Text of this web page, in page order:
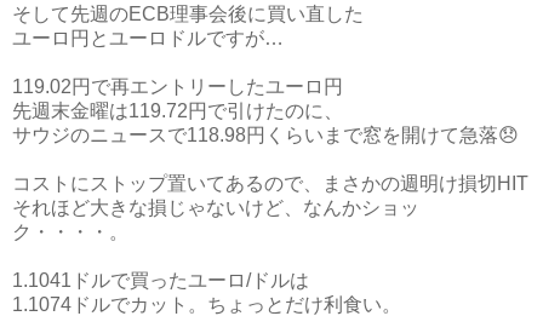
そして先週のECB理事会後に買い直した
ユーロ円とユーロドルですが…
119.02円で再エントリーしたユーロ円
先週末金曜は119.72円で引けたのに、
サウジのニュースで118.98円くらいまで窓を開けて急落😞
コストにストップ置いてあるので、まさかの週明け損切HIT
それほど大きな損じゃないけど、なんかショッ
ク・・・・。
1.1041ドルで買ったユーロ/ドルは
1.1074ドルでカット。ちょっとだけ利食い。